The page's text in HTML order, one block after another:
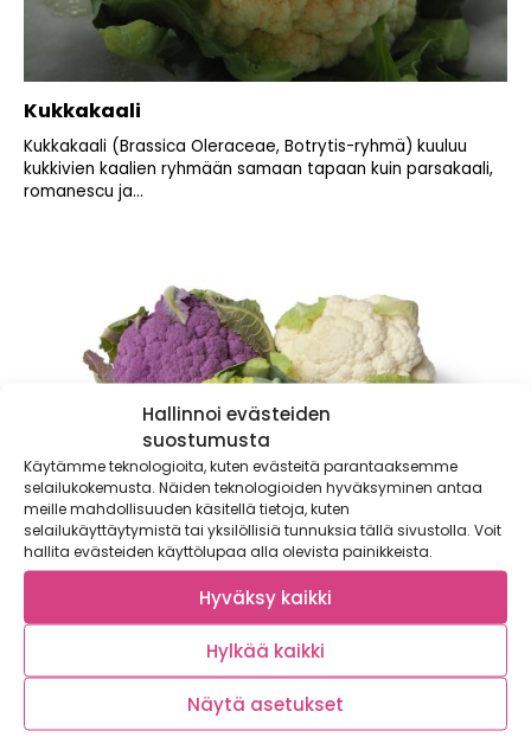
Hallinnoi evästeiden
suostumusta
Käytämme teknologioita, kuten evästeitä parantaaksemme
selailukokemusta. Näiden teknologioiden hyväksyminen antaa
meille mahdollisuuden käsitellä tietoja, kuten
selailukäyttäytymistä tai yksilöllisiä tunnuksia tällä sivustolla. Voit
hallita evästeiden käyttölupaa alla olevista painikkeista.
Hyväksy kaikki
Hylkää kaikki
Näytä asetukset
Kukkakaali
Kukkakaali (Brassica Oleraceae, Botrytis-ryhmä) kuuluu
kukkivien kaalien ryhmään samaan tapaan kuin parsakaali,
romanescu ja...
Parasta juuri nyt: Kukkakaali
ja kaalivalikoimassa riittää valinnan varaa. 6. – 12.10....